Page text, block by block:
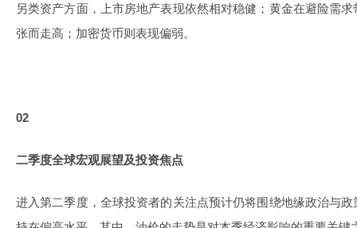
另类资产方面，上市房地产表现依然相对稳健；黄金在避险需
张而走高；加密货币则表现偏弱。
02
二季度全球宏观展望及投资焦点
进入第二季度，全球投资者的关注点预计仍将围绕地缘政治与